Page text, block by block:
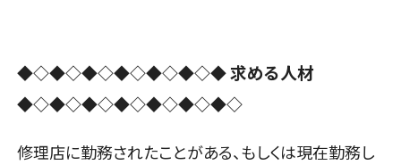
◆◇◆◇◆◇◆◇◆◇◆◇◆求める人材
◆◇◆◇◆◇◆◇◆◇◆◇◆◇
修理店に勤務されたことがある、もしくは現在勤務し